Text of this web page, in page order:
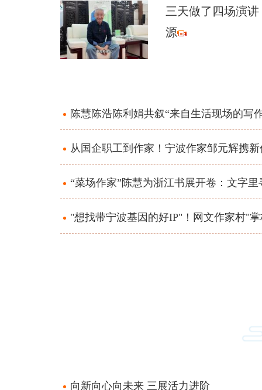
三天做了四场演
源
陈慧陈浩陈利娟共叙“来自生活现场的写
从国企职工到作家！宁波作家邹元辉携
“菜场作家”陈慧为浙江书展开卷：文字
"想找带宁波基因的好IP"！网文作家村"
向新向心向未来 三展活力进阶